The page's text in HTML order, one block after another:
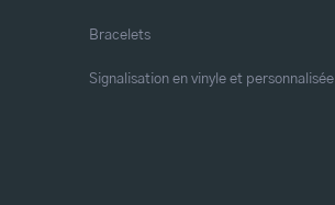
Bracelets
Signalisation en vinyle et personnalisée